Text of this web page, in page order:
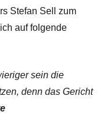
Stefan Sell zum
auf folgende
sein die
denn das Gericht